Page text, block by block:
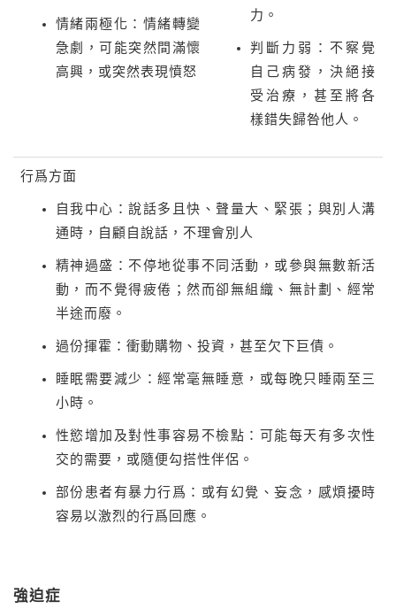
情緒兩極化：情緒轉變
急劇，可能突然間滿懷
高興，或突然表現憤怒
力。
判斷力弱：不察覺
自己病發，決絕接
受治療，甚至將各
樣錯失歸咎他人。
行爲方面
自我中心：說話多且快、聲量大、緊張；與別人溝
通時，自顧自說話，不理會別人
精神過盛：不停地從事不同活動，或參與無數新活
動，而不覺得疲倦；然而卻無組織、無計劃、經常
半途而廢。
過份揮霍：衝動購物、投資，甚至欠下巨債。
睡眠需要減少：經常毫無睡意，或每晚只睡兩至三
小時。
性慾增加及對性事容易不檢點：可能每天有多次性
交的需要，或隨便勾搭性伴侶。
部份患者有暴力行爲：或有幻覺、妄念，感煩擾時
容易以激烈的行爲回應。
強迫症